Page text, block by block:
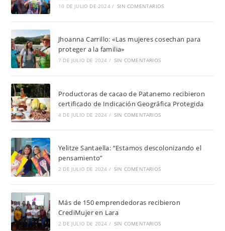
10 DE JULIO DE 2024 / SIN COMENTARIOS
Jhoanna Carrillo: «Las mujeres cosechan para
proteger a la familia»
7 DE JULIO DE 2024 / SIN COMENTARIOS
Productoras de cacao de Patanemo recibieron
certificado de Indicación Geográfica Protegida
4 DE JULIO DE 2024 / SIN COMENTARIOS
Yelitze Santaella: “Estamos descolonizando el
pensamiento”
2 DE JULIO DE 2024 / SIN COMENTARIOS
Más de 150 emprendedoras recibieron
CrediMujer en Lara
2 DE JULIO DE 2024 / SIN COMENTARIOS